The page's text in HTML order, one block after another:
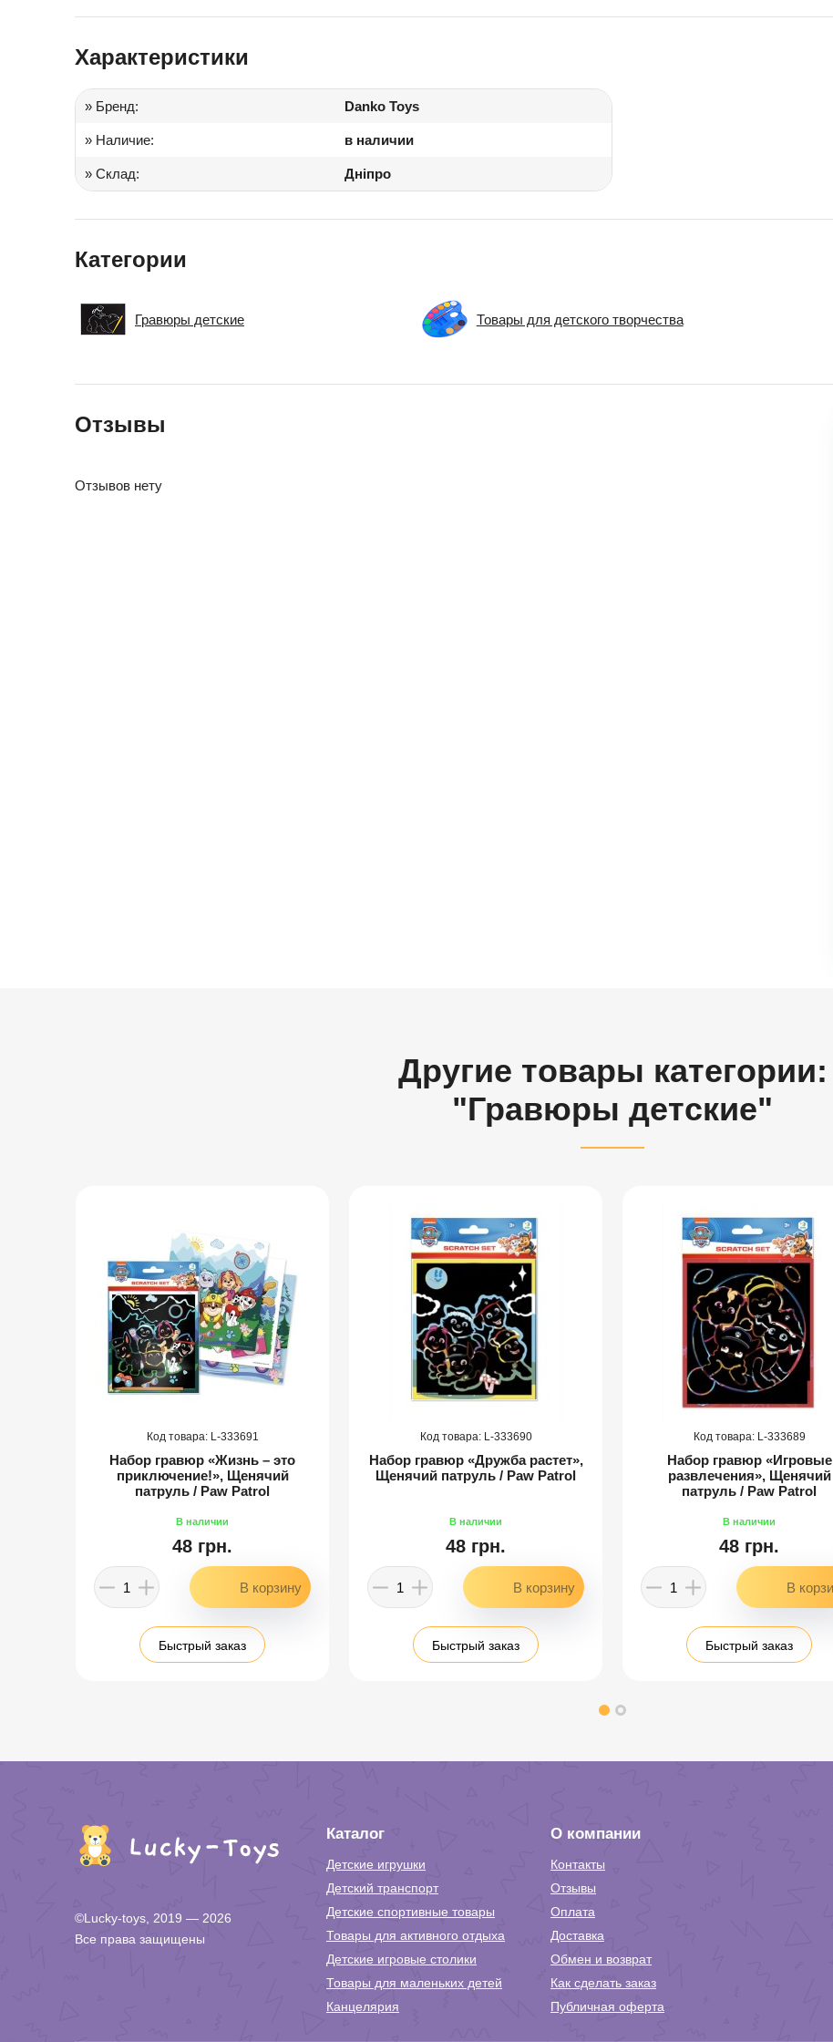
Подарки для детей
Характеристики
» Бренд: Danko Toys
» Наличие: в наличии
» Склад: Дніпро
Категории
Гравюры детские Товары для детского творчества
Отзывы
Отзывов нету
Другие товары категории:
"Гравюры детские"
333691
Набор гравюр «Жизнь – это
приключение!», Щенячий
патруль / Paw Patrol
48 грн.
Быстрый заказ
333690
Набор гравюр «Дружба растет»,
Щенячий патруль / Paw Patrol
48 грн.
Быстрый заказ
333689
Набор гравюр «Игровые
развлечения», Щенячий
патруль / Paw Patrol
48 грн.
Быстрый заказ
©Lucky-toys, 2019 — 2026
Все права защищены
Каталог
Детские игрушки
Детский транспорт
Детские спортивные товары
Товары для активного отдыха
Детские игровые столики
Товары для маленьких детей
Канцелярия
О компании
Контакты
Отзывы
Оплата
Доставка
Обмен и возврат
Как сделать заказ
Публичная оферта